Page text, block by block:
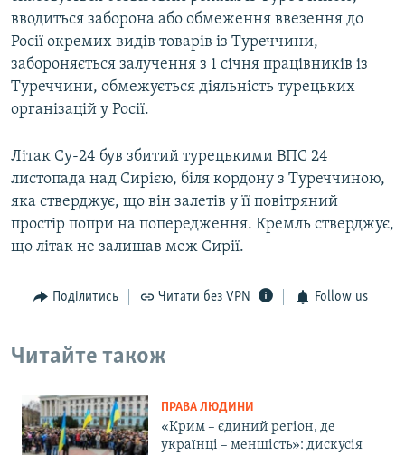
вводиться заборона або обмеження ввезення до
Росії окремих видів товарів із Туреччини,
забороняється залучення з 1 січня працівників із
Туреччини, обмежується діяльність турецьких
організацій у Росії.
Літак Су-24 був збитий турецькими ВПС 24
листопада над Сирією, біля кордону з Туреччиною,
яка стверджує, що він залетів у її повітряний
простір попри на попередження. Кремль стверджує,
що літак не залишав меж Сирії.
Поділитись Читати без VPN Follow us
Читайте також
ПРАВА ЛЮДИНИ
«Крим – єдиний регіон, де
українці – меншість»: дискусія